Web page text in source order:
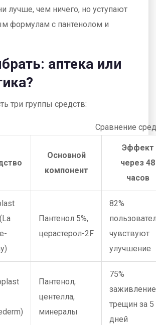
лучше, чем ничего, но уступают
формулам с пантенолом и
аптека или
три группы средств:
Сравнение
Основной
компонент
Эффект
через 48
часов
Пантенол 5%,
церастерол-2F
82%
чувствуют
улучшение
Пантенол,
центелла,
минералы
75%
заживление
трещин за 5
дней